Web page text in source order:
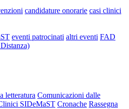
candidature onorarie casi clinici
eventi patrocinati altri eventi FAD
letteratura Comunicazioni dalle
SIDeMaST Cronache Rassegna